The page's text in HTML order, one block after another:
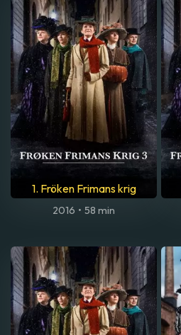
1. Fröken Frimans krig
2016 • 58 min